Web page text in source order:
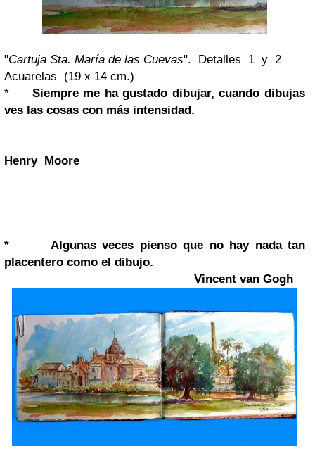
"Cartuja Sta. María de las Cuevas". Detalles 1 y 2
Acuarelas (19 x 14 cm.)
*
Siempre me ha gustado dibujar, cuando dibujas
ves las cosas con más intensidad.
Henry Moore
*
Algunas veces pienso que no hay nada tan
placentero como el dibujo.
Vincent van Gogh